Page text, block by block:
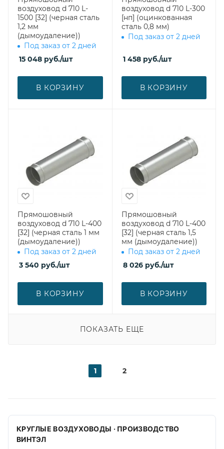
воздуховод d 710 L-
1500 [32] (черная сталь
1,2 мм
(дымоудаление))
Под заказ от 2 дней
15 048 руб./шт
В КОРЗИНУ
воздуховод d 710 L-300
[нп] (оцинкованная
сталь 0,8 мм)
Под заказ от 2 дней
1 458руб./шт
В КОРЗИНУ
Прямошовный
воздуховод d 710 L-400
[32] (черная сталь 1 мм
(дымоудаление))
Под заказ от 2 дней
3 540 руб./шт
В КОРЗИНУ
Прямошовный
воздуховод d 710 L-400
[32] (черная сталь 1,5
мм (дымоудаление))
Под заказ от 2 дней
8 026руб./шт
В КОРЗИНУ
ПОКАЗАТЬ ЕЩЕ
1 2
КРУГЛЫЕ ВОЗДУХОВОДЫ · ПРОИЗВОДСТВО
ВИНТЭЛ